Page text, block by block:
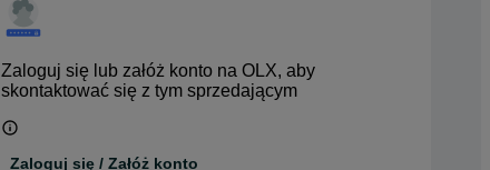
Zaloguj się lub załóż konto na OLX, aby
skontaktować się z tym sprzedającym
Zaloguj się / Załóż konto